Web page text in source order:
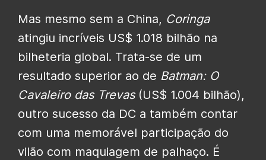
Mas mesmo sem a China, Coringa
atingiu incríveis US$ 1.018 bilhão na
bilheteria global. Trata-se de um
resultado superior ao de Batman: O
Cavaleiro das Trevas(US$ 1.004 bilhão),
outro sucesso da DC a também contar
com uma memorável participação do
vilão com maquiagem de palhaço. É